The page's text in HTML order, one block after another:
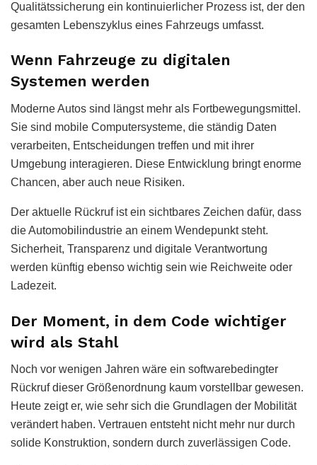
Qualitätssicherung ein kontinuierlicher Prozess ist, der den
gesamten Lebenszyklus eines Fahrzeugs umfasst.
Wenn Fahrzeuge zu digitalen
Systemen werden
Moderne Autos sind längst mehr als Fortbewegungsmittel.
Sie sind mobile Computersysteme, die ständig Daten
verarbeiten, Entscheidungen treffen und mit ihrer
Umgebung interagieren. Diese Entwicklung bringt enorme
Chancen, aber auch neue Risiken.
Der aktuelle Rückruf ist ein sichtbares Zeichen dafür, dass
die Automobilindustrie an einem Wendepunkt steht.
Sicherheit, Transparenz und digitale Verantwortung
werden künftig ebenso wichtig sein wie Reichweite oder
Ladezeit.
Der Moment, in dem Code wichtiger
wird als Stahl
Noch vor wenigen Jahren wäre ein softwarebedingter
Rückruf dieser Größenordnung kaum vorstellbar gewesen.
Heute zeigt er, wie sehr sich die Grundlagen der Mobilität
verändert haben. Vertrauen entsteht nicht mehr nur durch
solide Konstruktion, sondern durch zuverlässigen Code.